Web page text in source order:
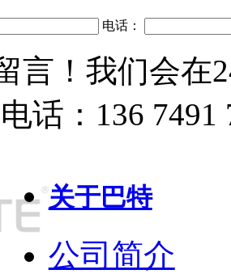
电话：
言！我们会在
话：136 7491
关于巴特
公司简介